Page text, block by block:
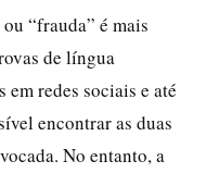
“frauda” é mais
de língua
em redes sociais e até
encontrar as duas
No entanto, a